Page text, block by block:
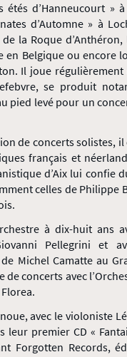
d’Hanneucourt »
d’Automne » à
la Roque d’Anthéron,
en Belgique ou encore
Il joue
se produit
pied levé pour un
de concerts solistes,
français et
d’Aix lui confie
celles de Philippe
à dix-huit ans
Pellegrini et
Michel Camatte au
de concerts avec
avec le violoniste
premier CD «
Forgotten Records,